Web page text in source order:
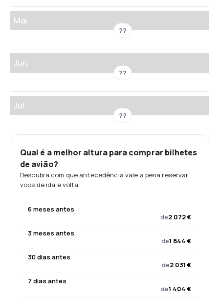
Mai.
??
Jun.
??
Jul.
??
Qual é a melhor altura para comprar bilhetes
de avião?
Descubra com que antecedência vale a pena reservar
voos de ida e volta.
6 meses antes
de2 072 €
3 meses antes
de1 844 €
30 dias antes
de2 031 €
7 dias antes
de1 404 €